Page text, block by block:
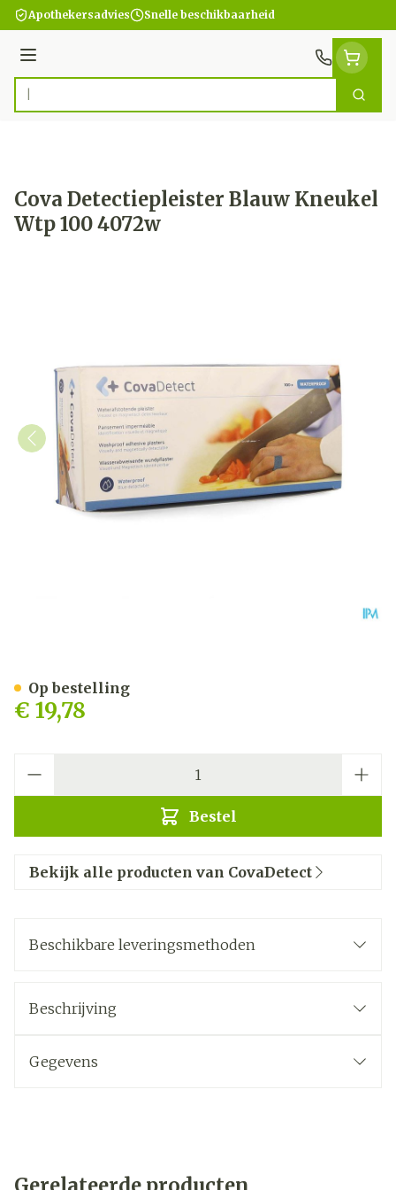
Ga naar de inhoud
Apothekersadvies Snelle beschikbaarheid
Menu
Product, merk, categorie... Zoek
Cova Detectiepleister Blauw Kneukel
Wtp 100 4072w
€ 19,78
Bestel
Op bestelling
Bekijk alle producten van CovaDetect
Beschikbare leveringsmethoden
Beschrijving
Gegevens